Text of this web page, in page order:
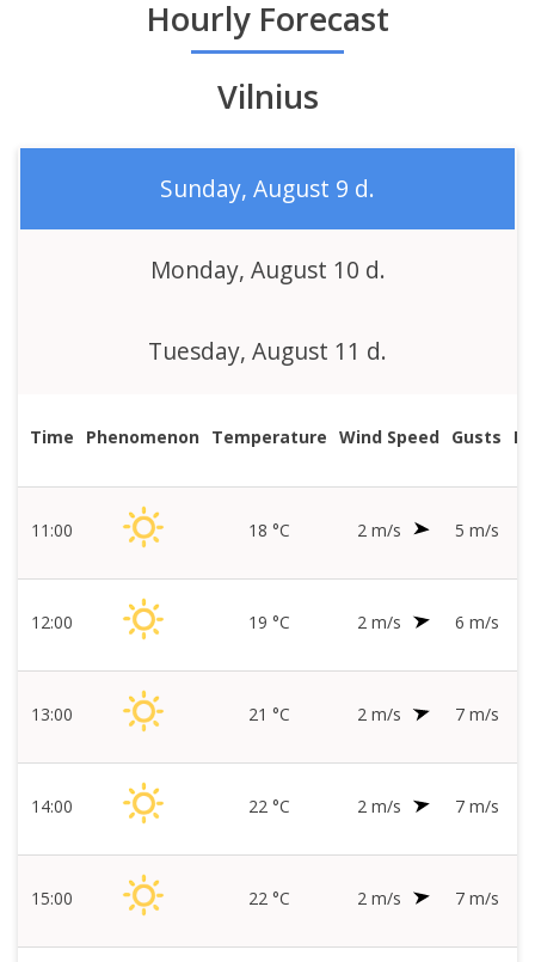
Hourly Forecast
Vilnius
Sunday, August 9 d.
Monday, August 10 d.
Tuesday, August 11 d.
Time Phenomenon Temperature Wind Speed Gusts
11:00 18 °C 2 m/s 5 m/s
12:00 19 °C 2 m/s 6 m/s
13:00 21 °C 2 m/s 7 m/s
14:00 22 °C 2 m/s 7 m/s
15:00 22 °C 2 m/s 7 m/s